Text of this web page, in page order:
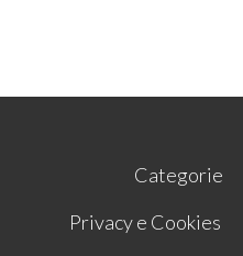
Categorie
Privacy e Cookies